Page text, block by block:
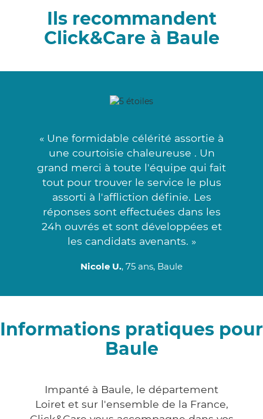
Ils recommandent
Click&Care à Baule
« Une formidable célérité assortie à
une courtoisie chaleureuse . Un
grand merci à toute l'équipe qui fait
tout pour trouver le service le plus
assorti à l'affliction définie. Les
réponses sont effectuées dans les
24h ouvrés et sont développées et
les candidats avenants. »
Nicole U., 75 ans, Baule
Informations pratiques pour
Baule
Impanté à Baule, le département
Loiret et sur l'ensemble de la France,